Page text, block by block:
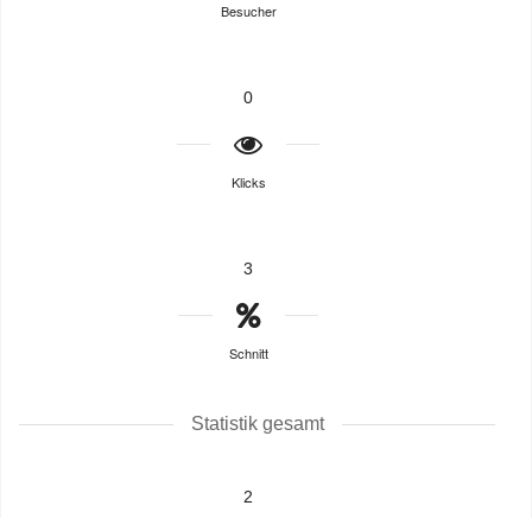
Besucher
0
Klicks
3
Schnitt
Statistik gesamt
2